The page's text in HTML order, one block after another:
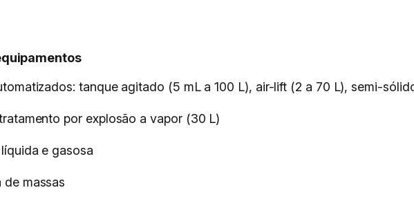
tanque agitado (5 mL a 100 L), air-lift (2 a 70 L), semi-
por explosão a vapor (30 L)
e gasosa
de massas